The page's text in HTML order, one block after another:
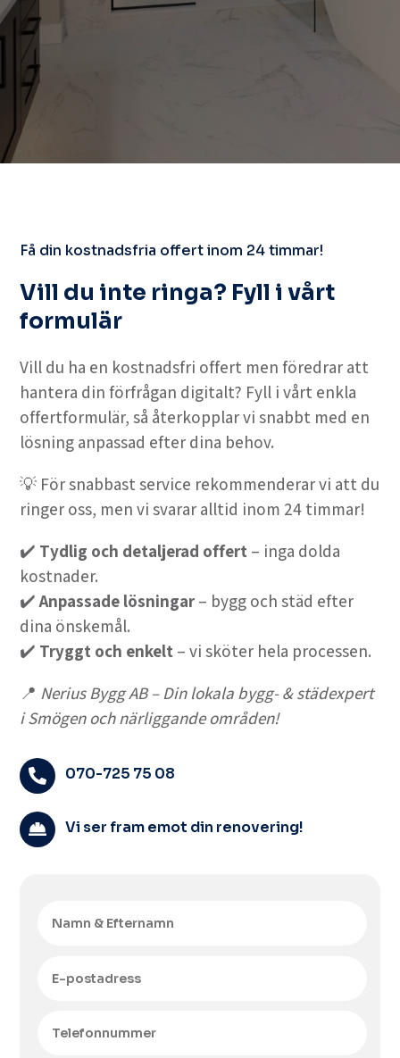
Få din kostnadsfria offert inom 24 timmar!
Vill du inte ringa? Fyll i vårt
formulär
Vill du ha en kostnadsfri offert men föredrar att
hantera din förfrågan digitalt? Fyll i vårt enkla
offertformulär, så återkopplar vi snabbt med en
lösning anpassad efter dina behov.
💡 För snabbast service rekommenderar vi att du
ringer oss, men vi svarar alltid inom 24 timmar!
✔️ Tydlig och detaljerad offert – inga dolda
kostnader.
✔️Anpassade lösningar – bygg och städ efter
dina önskemål.
✔️ Tryggt och enkelt – vi sköter hela processen.
📍 Nerius Bygg AB – Din lokala bygg- & städexpert
i Smögen och närliggande områden!
 070-725 75 08
 Vi ser fram emot din renovering!